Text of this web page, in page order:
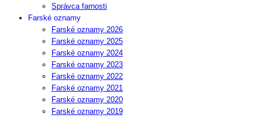
Správca farnosti
Farské oznamy
Farské oznamy 2026
Farské oznamy 2025
Farské oznamy 2024
Farské oznamy 2023
Farské oznamy 2022
Farské oznamy 2021
Farské oznamy 2020
Farské oznamy 2019